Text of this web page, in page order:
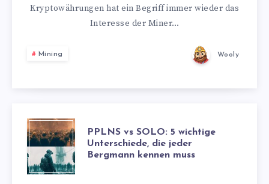
Kryptowährungen hat ein Begriff immer wieder das
Interesse der Miner…
Mining Wooly
PPLNS vs SOLO: 5 wichtige
Unterschiede, die jeder
Bergmann kennen muss